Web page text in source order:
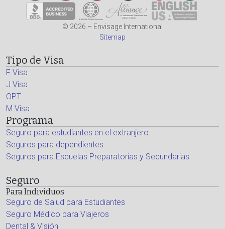
© 2026 – Envisage International
Sitemap
Tipo de Visa
F Visa
J Visa
OPT
M Visa
Programa
Seguro para estudiantes en el extranjero
Seguros para dependientes
Seguros para Escuelas Preparatorias y Secundarias
Seguro
Para Individuos
Seguro de Salud para Estudiantes
Seguro Médico para Viajeros
Dental & Visión